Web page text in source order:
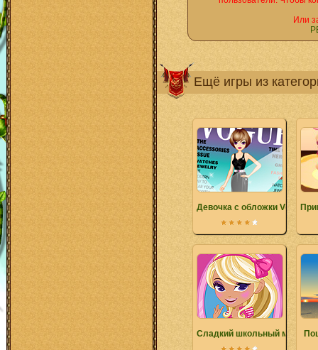
Или
Ещё игры из
Девочка с обложки Vogue
Сладкий школьный макияж